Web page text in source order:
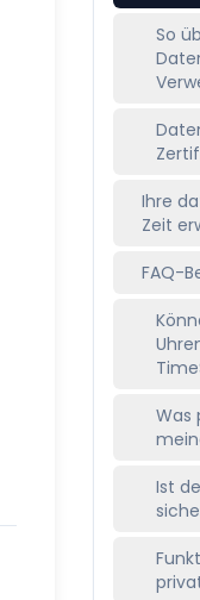
So
Ihre
Zeit
FAQ-
Was
Ist